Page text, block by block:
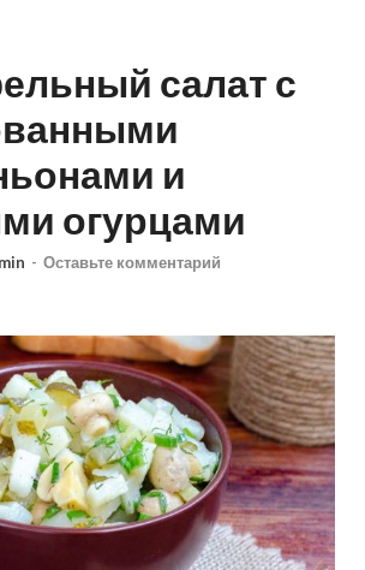
салат с
и
огурцами
- Оставьте комментарий